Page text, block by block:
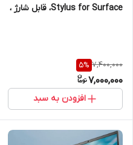
Stylus for Surface، قابل شارژ ،
7,400,000
5%
7,000,000
افزودن به سبد